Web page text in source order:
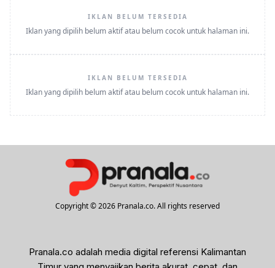
IKLAN BELUM TERSEDIA
Iklan yang dipilih belum aktif atau belum cocok untuk halaman ini.
IKLAN BELUM TERSEDIA
Iklan yang dipilih belum aktif atau belum cocok untuk halaman ini.
Copyright © 2026 Pranala.co. All rights reserved
Pranala.co adalah media digital referensi Kalimantan